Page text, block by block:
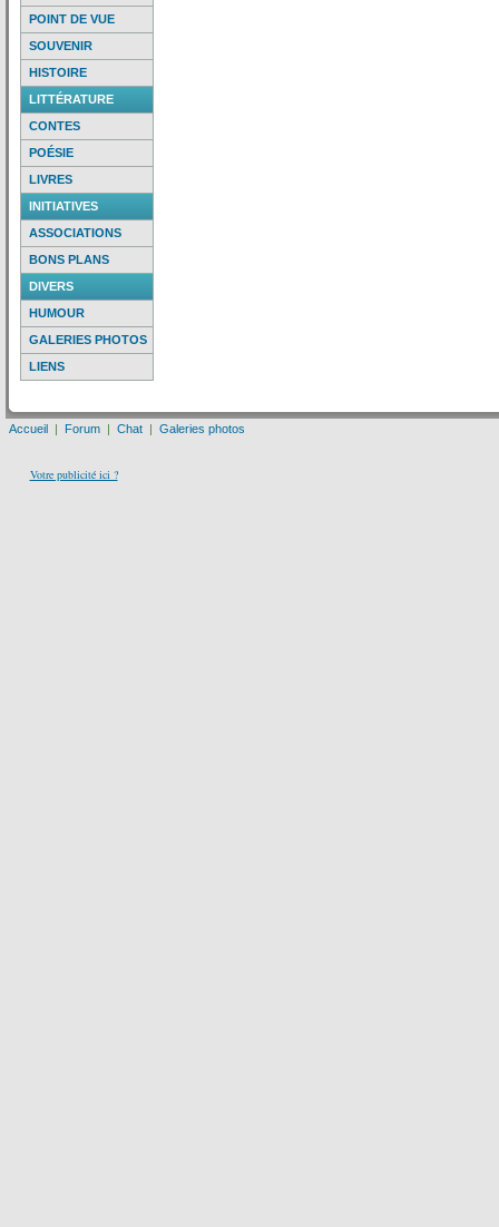
POINT DE VUE
SOUVENIR
HISTOIRE
LITTÉRATURE
CONTES
POÉSIE
LIVRES
INITIATIVES
ASSOCIATIONS
BONS PLANS
DIVERS
HUMOUR
GALERIES PHOTOS
LIENS
Accueil | Forum | Chat | Galeries photos
Votre publicité ici ?